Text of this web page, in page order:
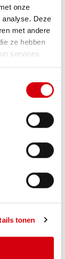
onze
analyse. Deze
met andere
ze hebben
services.
tonen